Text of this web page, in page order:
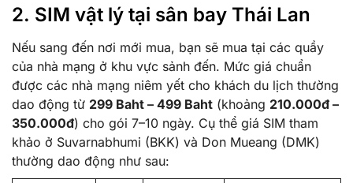
2. SIM vật lý tại sân bay Thái Lan
Nếu sang đến nơi mới mua, bạn sẽ mua tại các quầy
của nhà mạng ở khu vực sảnh đến. Mức giá chuẩn
được các nhà mạng niêm yết cho khách du lịch thường
dao động từ 299 Baht – 499 Baht (khoảng 210.000đ –
350.000đ) cho gói 7–10 ngày. Cụ thể giá SIM tham
khảo ở Suvarnabhumi (BKK) và Don Mueang (DMK)
thường dao động như sau: